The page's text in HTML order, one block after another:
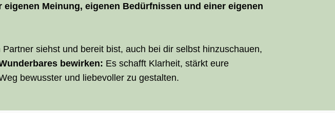
Meinung, eigenen Bedürfnissen und einer eigenen
siehst und bereit bist, auch bei dir selbst hinzuschauen,
bewirken: Es schafft Klarheit, stärkt eure
bewusster und liebevoller zu gestalten.